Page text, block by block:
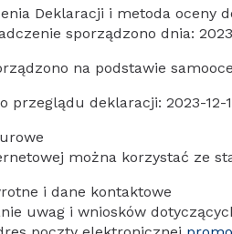
Deklaracji i metoda oceny
sporządzono dnia:
na podstawie
przeglądu deklaracji: 2023-12-
można korzystać ze
i dane kontaktowe
uwag i wniosków